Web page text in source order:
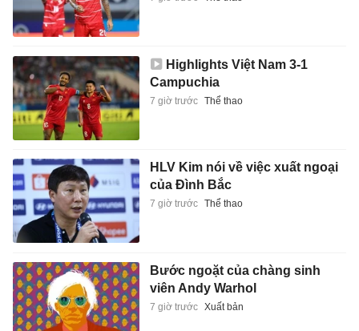
Highlights Việt Nam 3-1
Campuchia
7 giờ trước Thể thao
HLV Kim nói về việc xuất ngoại
của Đình Bắc
7 giờ trước Thể thao
Bước ngoặt của chàng sinh
viên Andy Warhol
7 giờ trước Xuất bản